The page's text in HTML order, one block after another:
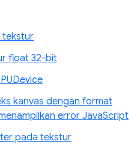
tekstur
float 32-bit
kanvas dengan format
error JavaScript
pada tekstur